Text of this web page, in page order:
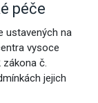
péče
ustavených na
vysoce
č.
jejich